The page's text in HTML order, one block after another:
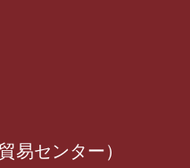
易センター）